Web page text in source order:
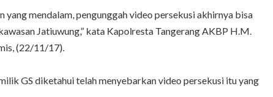
yang mendalam, pengunggah video persekusi akhirnya bisa
Jatiuwung,” kata Kapolresta Tangerang AKBP H.M.
(22/11/17).
GS diketahui telah menyebarkan video persekusi itu yang